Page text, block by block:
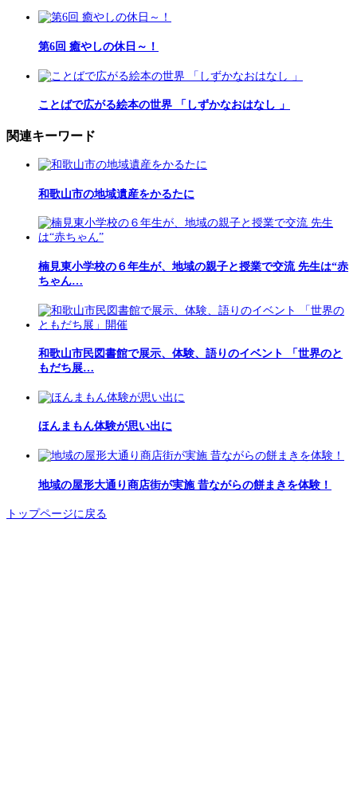
第6回 癒やしの休日～！
ことばで広がる絵本の世界 「しずかなおはなし 」
関連キーワード
和歌山市の地域遺産をかるたに
楠見東小学校の６年生が、地域の親子と授業で交流 先生は“赤
ちゃん…
和歌山市民図書館で展示、体験、語りのイベント 「世界のと
もだち展…
ほんまもん体験が思い出に
地域の屋形大通り商店街が実施 昔ながらの餅まきを体験！
トップページに戻る